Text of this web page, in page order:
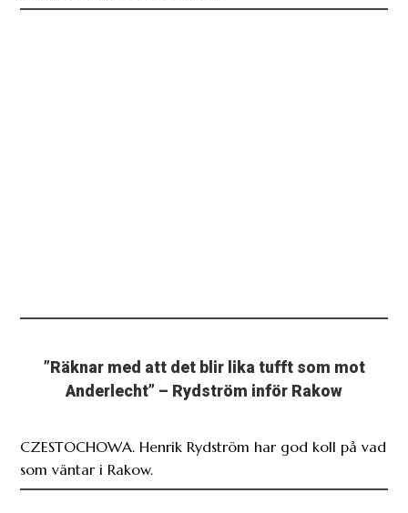
”Räknar med att det blir lika tufft som mot
Anderlecht” – Rydström inför Rakow
CZESTOCHOWA. Henrik Rydström har god koll på vad
som väntar i Rakow.